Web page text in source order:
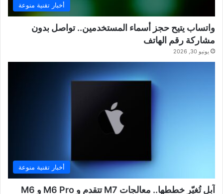
أخبار تقنية منوعة
واتساب يتيح حجز أسماء المستخدمين.. تواصل بدون
مشاركة رقم الهاتف
يونيو 30, 2026
أخبار تقنية منوعة
آبل تُغيّر خططها.. معالجات M7 تتقدم و M6 Pro و M6